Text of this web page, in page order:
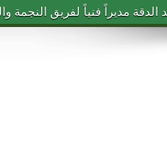
مديراً فنياً لفريق النجمة